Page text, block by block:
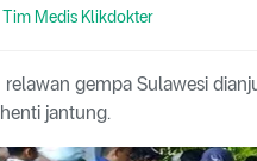
Tim Medis Klikdokter
relawan gempa Sulawesi
jantung.